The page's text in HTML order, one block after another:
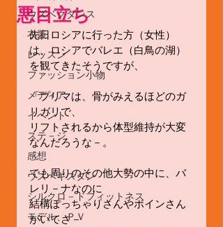
ウズベクダンス
衣装
レッスン
ファッション小物
メディア
イベント
ステ－ジ
感想
ウズベキスタン
シルクロ－ドフィットネス
モデル、ＰＶ
悪目立ち
先日ロシアに行った方（女性）
は、ロシアでバレエ（白鳥の湖）
を観てきたそうですが、
「プリマは、骨がみえるほどのガ
リガリで、
リフトされるから体型維持が大変
なんだろうな－。
でも周りのその他大勢の中に、バ
レリ－ナなのに
結構ぽっちゃりさんやボインさん
がいてさ－